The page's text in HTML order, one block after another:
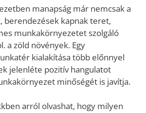
manapság már nemcsak a
berendezések kapnak teret,
munkakörnyezetet szolgáló
a zöld növények. Egy
kialakítása több előnnyel
jelenléte pozitív hangulatot
minőségét is javítja.
arról olvashat, hogy milyen